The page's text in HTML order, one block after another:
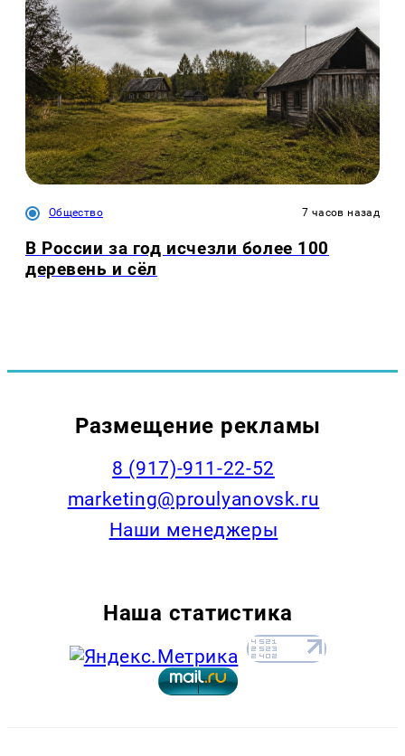
Общество 7 часов назад
В России за год исчезли более 100
деревень и сёл
Размещение рекламы
8 (917)-911-22-52
marketing@proulyanovsk.ru
Наши менеджеры
Наша статистика